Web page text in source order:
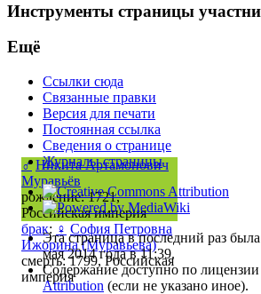
♂ Никита Артамонович
Муравьёв
рождение: 1721,
Российская империя
брак: ♀ София Петровна
Ижорина (Муравьева)
смерть: 1799, Российская
империя
Инструменты страницы
Ещё
Ссылки сюда
Связанные правки
Версия для печати
Постоянная ссылка
Сведения о странице
Журналы страницы
Эта страница в последний раз
мая 2014 года в 11:39.
Содержание доступно по лицензии
Attribution (если не указано иное).